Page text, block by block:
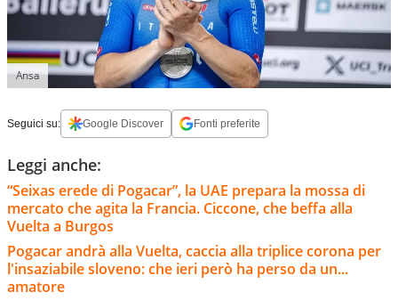
Ansa
Seguici su: Google Discover Fonti preferite
Leggi anche:
“Seixas erede di Pogacar”, la UAE prepara la mossa di
mercato che agita la Francia. Ciccone, che beffa alla
Vuelta a Burgos
Pogacar andrà alla Vuelta, caccia alla triplice corona per
l'insaziabile sloveno: che ieri però ha perso da un...
amatore